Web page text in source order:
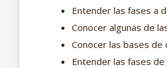
Entender las fases a
Conocer algunas de
Conocer las bases de
Entender las fases de